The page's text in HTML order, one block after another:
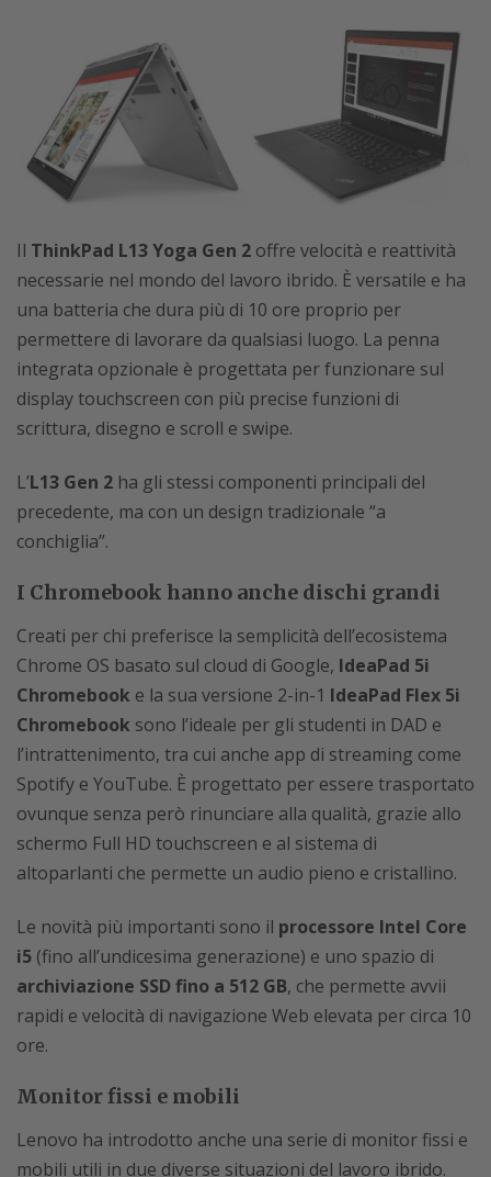
Il ThinkPad L13 Yoga Gen 2 offre velocità e reattività
necessarie nel mondo del lavoro ibrido. È versatile e ha
una batteria che dura più di 10 ore proprio per
permettere di lavorare da qualsiasi luogo. La penna
integrata opzionale è progettata per funzionare sul
display touchscreen con più precise funzioni di
scrittura, disegno e scroll e swipe.
L’L13 Gen 2 ha gli stessi componenti principali del
precedente, ma con un design tradizionale “a
conchiglia”.
I Chromebook hanno anche dischi grandi
Creati per chi preferisce la semplicità dell’ecosistema
Chrome OS basato sul cloud di Google, IdeaPad 5i
Chromebook e la sua versione 2-in-1 IdeaPad Flex 5i
Chromebook sono l’ideale per gli studenti in DAD e
l’intrattenimento, tra cui anche app di streaming come
Spotify e YouTube. È progettato per essere trasportato
ovunque senza però rinunciare alla qualità, grazie allo
schermo Full HD touchscreen e al sistema di
altoparlanti che permette un audio pieno e cristallino.
Le novità più importanti sono il processore Intel Core
i5 (fino all’undicesima generazione) e uno spazio di
archiviazione SSD fino a 512 GB, che permette avvii
rapidi e velocità di navigazione Web elevata per circa 10
ore.
Monitor fissi e mobili
Lenovo ha introdotto anche una serie di monitor fissi e
mobili utili in due diverse situazioni del lavoro ibrido.